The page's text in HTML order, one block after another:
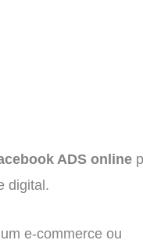
ADS online
digital.
e-commerce ou